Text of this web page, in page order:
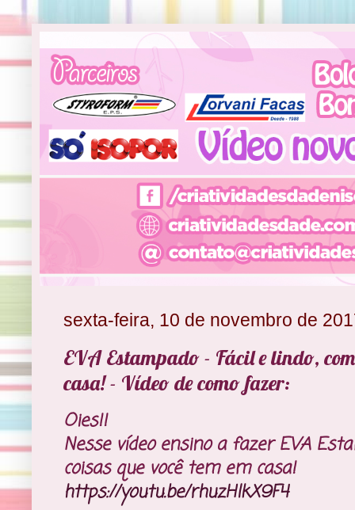
sexta-feira, 10 de novembro de
EVA Estampado - Fácil e lindo, com
casa! - Vídeo de como fazer:
Oies!!
Nesse vídeo ensino a fazer EVA
coisas que você tem em casa!
https://youtu.be/rhuzHlkX9F4